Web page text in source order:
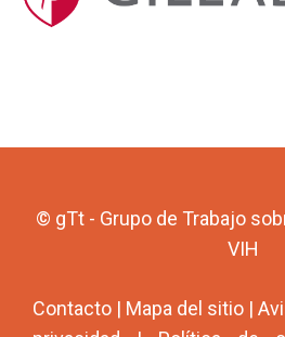
© gTt - Grupo de Trabajo
VIH
Contacto | Mapa del sitio |